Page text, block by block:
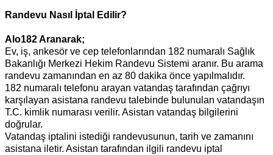
Randevu Nasıl İptal Edilir?
Alo182 Aranarak;
Ev, iş, ankesör ve cep telefonlarından 182 numaralı Sağlık
Bakanlığı Merkezi Hekim Randevu Sistemi aranır. Bu arama
randevu zamanından en az 80 dakika önce yapılmalıdır.
182 numaralı telefonu arayan vatandaş tarafından çağrıyı
karşılayan asistana randevu talebinde bulunulan vatandaşın
T.C. kimlik numarası verilir. Asistan vatandaş bilgilerini
doğrular.
Vatandaş iptalini istediği randevusunun, tarih ve zamanını
asistana iletir. Asistan tarafından ilgili randevu iptal